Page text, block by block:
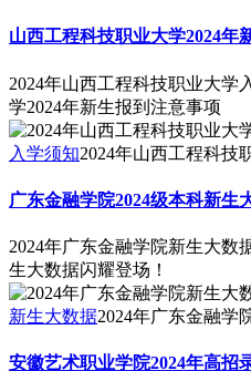
山西工程科技职业大学2024年
2024年山西工程科技职业大学
学2024年新生报到注意事项
入学须知2024年山西工程科技
广东金融学院2024级本科新生
2024年广东金融学院新生大数
生大数据闪耀登场！
新生大数据2024年广东金融学
安徽艺术职业学院2024年高招